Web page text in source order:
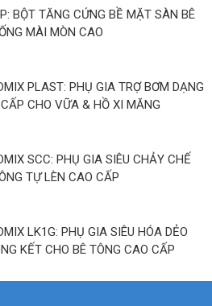
BỘT TĂNG CỨNG BỀ MẶT SÀN BÊ
MÀI MÒN CAO
PLAST: PHỤ GIA TRỢ BƠM DẠNG
CHO VỮA & HỒ XI MĂNG
SCC: PHỤ GIA SIÊU CHẢY CHẾ
TỰ LÈN CAO CẤP
LK1G: PHỤ GIA SIÊU HÓA DẺO
KẾT CHO BÊ TÔNG CAO CẤP